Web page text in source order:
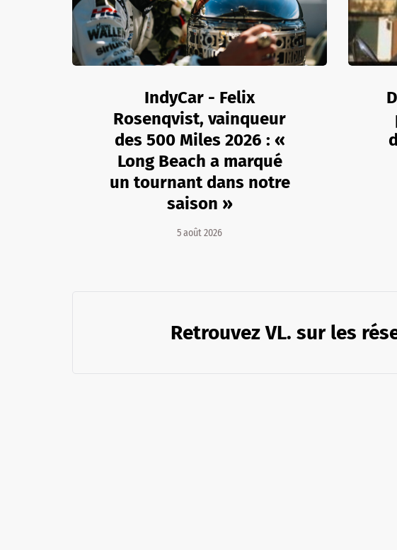
IndyCar - Felix
Rosenqvist, vainqueur
des 500 Miles 2026 : «
Long Beach a marqué
un tournant dans notre
saison »
5 août 2026
Retrouvez VL. sur les